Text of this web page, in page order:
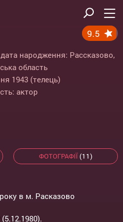
9.5
дата народження: Рассказово,
область
1943 (телець)
актор
ФОТОГРАФІЇ(11)
в м. Расказово